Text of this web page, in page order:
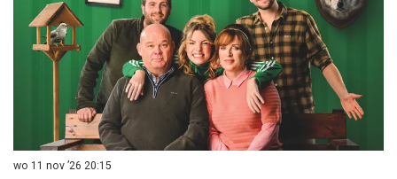
wo 11 nov ’26 20:15